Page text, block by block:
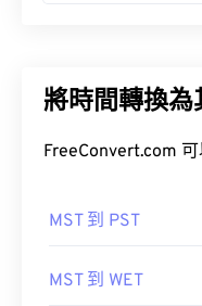
將時間轉換為
FreeConvert.com
MST 到 PST
MST 到 WET